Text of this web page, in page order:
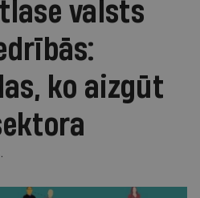
valsts
ko aizgūt